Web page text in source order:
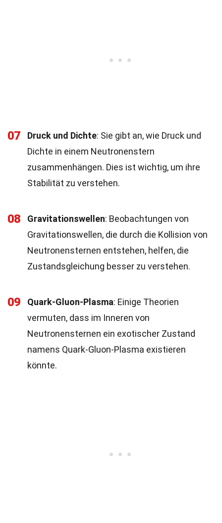
07 Druck und Dichte: Sie gibt an, wie Druck und
Dichte in einem Neutronenstern
zusammenhängen. Dies ist wichtig, um ihre
Stabilität zu verstehen.
08 Gravitationswellen: Beobachtungen von
Gravitationswellen, die durch die Kollision von
Neutronensternen entstehen, helfen, die
Zustandsgleichung besser zu verstehen.
09 Quark-Gluon-Plasma: Einige Theorien
vermuten, dass im Inneren von
Neutronensternen ein exotischer Zustand
namens Quark-Gluon-Plasma existieren
könnte.